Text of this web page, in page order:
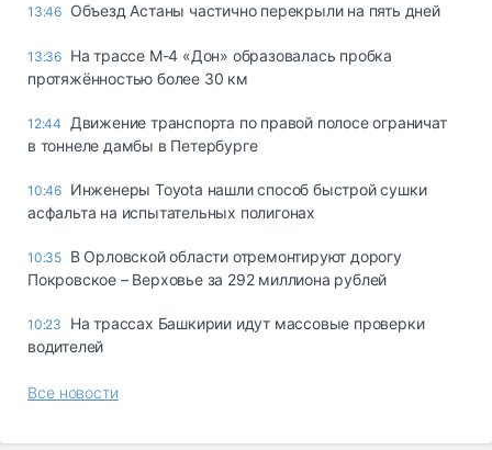
13:46 Объезд Астаны частично перекрыли на пять дней
13:36 На трассе М-4 «Дон» образовалась пробка
протяжённостью более 30 км
12:44
Движение транспорта по правой полосе ограничат
в тоннеле дамбы в Петербурге
10:46 Инженеры Toyota нашли способ быстрой сушки
асфальта на испытательных полигонах
10:35 В Орловской области отремонтируют дорогу
Покровское – Верховье за 292 миллиона рублей
10:23
На трассах Башкирии идут массовые проверки
водителей
Все новости